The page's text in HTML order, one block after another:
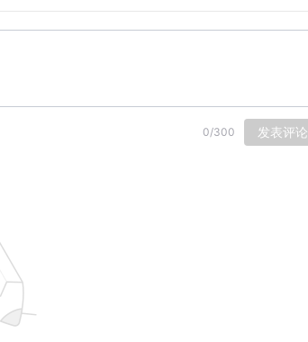
0/300 发表评论